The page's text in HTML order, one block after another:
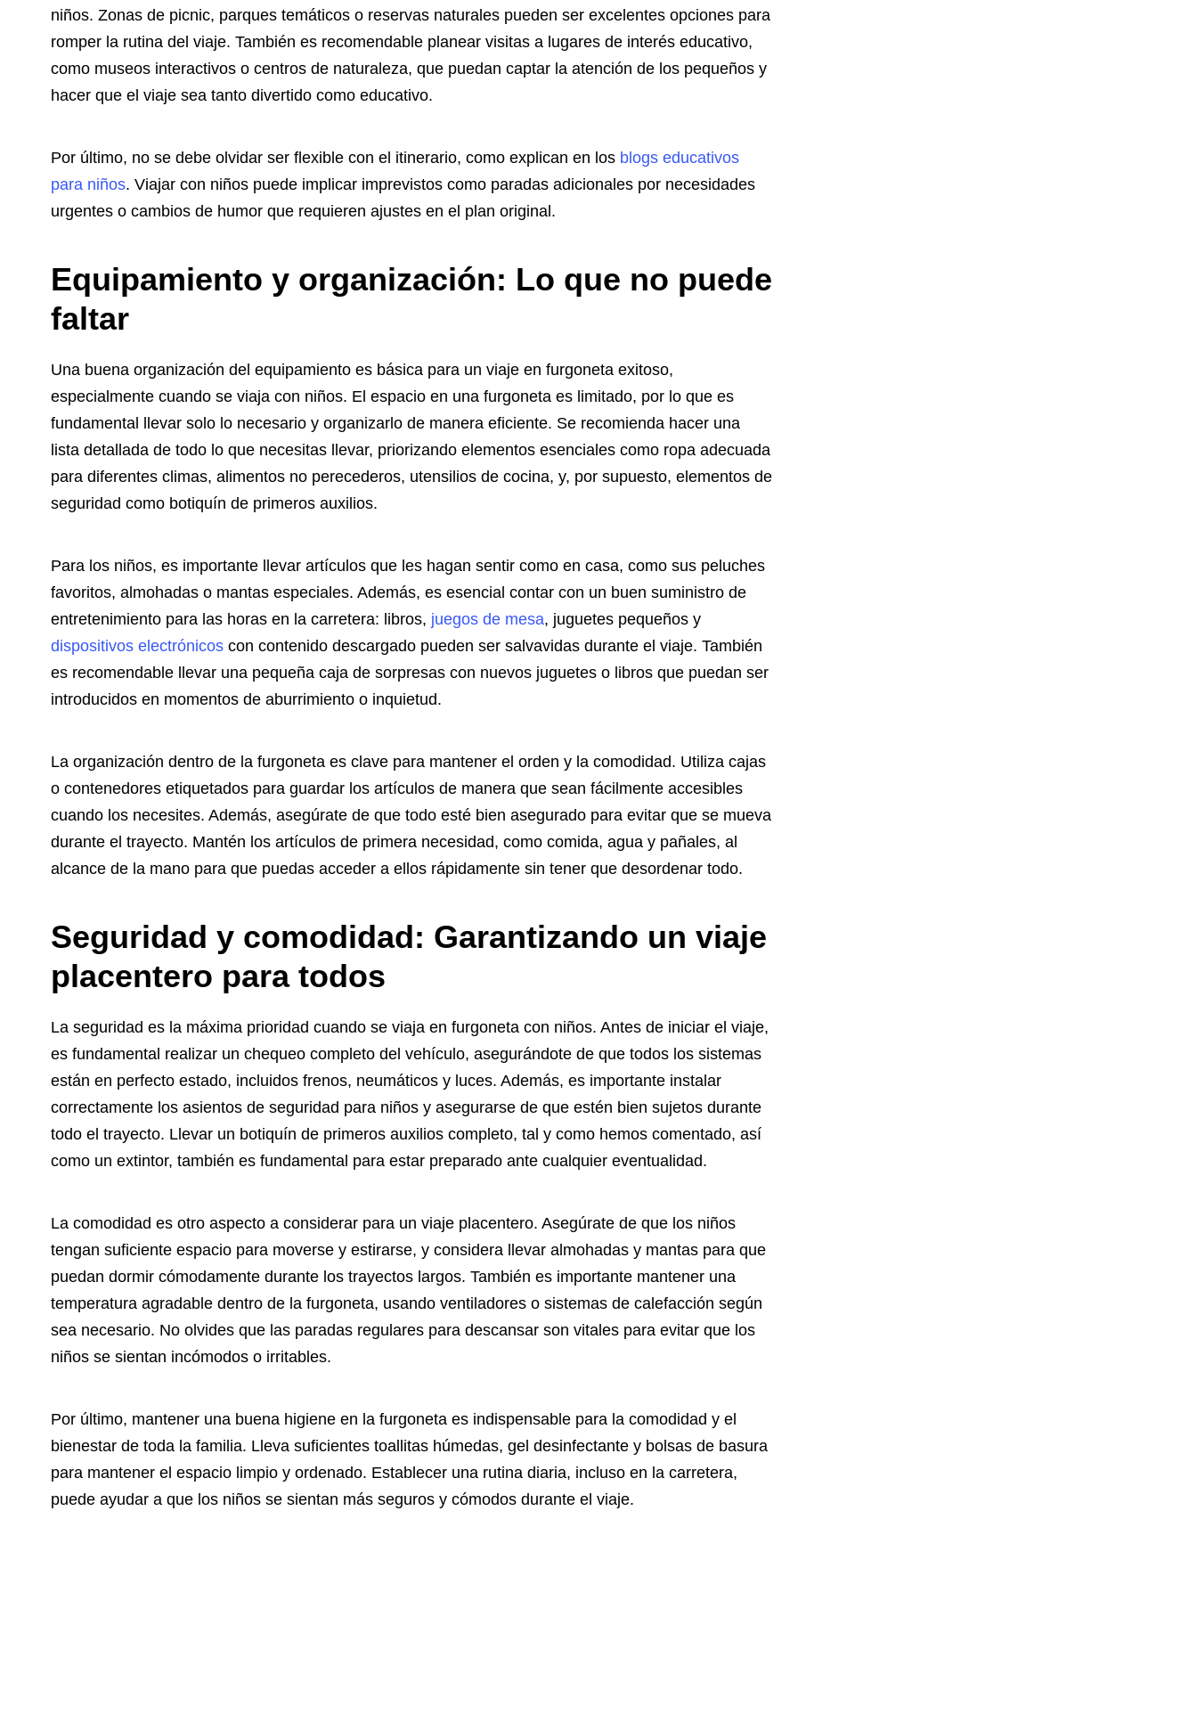
niños. Zonas de picnic, parques temáticos o reservas naturales pueden ser excelentes opciones para
romper la rutina del viaje. También es recomendable planear visitas a lugares de interés educativo,
como museos interactivos o centros de naturaleza, que puedan captar la atención de los pequeños y
hacer que el viaje sea tanto divertido como educativo.
Por último, no se debe olvidar ser flexible con el itinerario, como explican en los blogs educativos
para niños. Viajar con niños puede implicar imprevistos como paradas adicionales por necesidades
urgentes o cambios de humor que requieren ajustes en el plan original.
Equipamiento y organización: Lo que no puede
faltar
Una buena organización del equipamiento es básica para un viaje en furgoneta exitoso,
especialmente cuando se viaja con niños. El espacio en una furgoneta es limitado, por lo que es
fundamental llevar solo lo necesario y organizarlo de manera eficiente. Se recomienda hacer una
lista detallada de todo lo que necesitas llevar, priorizando elementos esenciales como ropa adecuada
para diferentes climas, alimentos no perecederos, utensilios de cocina, y, por supuesto, elementos de
seguridad como botiquín de primeros auxilios.
Para los niños, es importante llevar artículos que les hagan sentir como en casa, como sus peluches
favoritos, almohadas o mantas especiales. Además, es esencial contar con un buen suministro de
entretenimiento para las horas en la carretera: libros, juegos de mesa, juguetes pequeños y
dispositivos electrónicos con contenido descargado pueden ser salvavidas durante el viaje. También
es recomendable llevar una pequeña caja de sorpresas con nuevos juguetes o libros que puedan ser
introducidos en momentos de aburrimiento o inquietud.
La organización dentro de la furgoneta es clave para mantener el orden y la comodidad. Utiliza cajas
o contenedores etiquetados para guardar los artículos de manera que sean fácilmente accesibles
cuando los necesites. Además, asegúrate de que todo esté bien asegurado para evitar que se mueva
durante el trayecto. Mantén los artículos de primera necesidad, como comida, agua y pañales, al
alcance de la mano para que puedas acceder a ellos rápidamente sin tener que desordenar todo.
Seguridad y comodidad: Garantizando un viaje
placentero para todos
La seguridad es la máxima prioridad cuando se viaja en furgoneta con niños. Antes de iniciar el viaje,
es fundamental realizar un chequeo completo del vehículo, asegurándote de que todos los sistemas
están en perfecto estado, incluidos frenos, neumáticos y luces. Además, es importante instalar
correctamente los asientos de seguridad para niños y asegurarse de que estén bien sujetos durante
todo el trayecto. Llevar un botiquín de primeros auxilios completo, tal y como hemos comentado, así
como un extintor, también es fundamental para estar preparado ante cualquier eventualidad.
La comodidad es otro aspecto a considerar para un viaje placentero. Asegúrate de que los niños
tengan suficiente espacio para moverse y estirarse, y considera llevar almohadas y mantas para que
puedan dormir cómodamente durante los trayectos largos. También es importante mantener una
temperatura agradable dentro de la furgoneta, usando ventiladores o sistemas de calefacción según
sea necesario. No olvides que las paradas regulares para descansar son vitales para evitar que los
niños se sientan incómodos o irritables.
Por último, mantener una buena higiene en la furgoneta es indispensable para la comodidad y el
bienestar de toda la familia. Lleva suficientes toallitas húmedas, gel desinfectante y bolsas de basura
para mantener el espacio limpio y ordenado. Establecer una rutina diaria, incluso en la carretera,
puede ayudar a que los niños se sientan más seguros y cómodos durante el viaje.